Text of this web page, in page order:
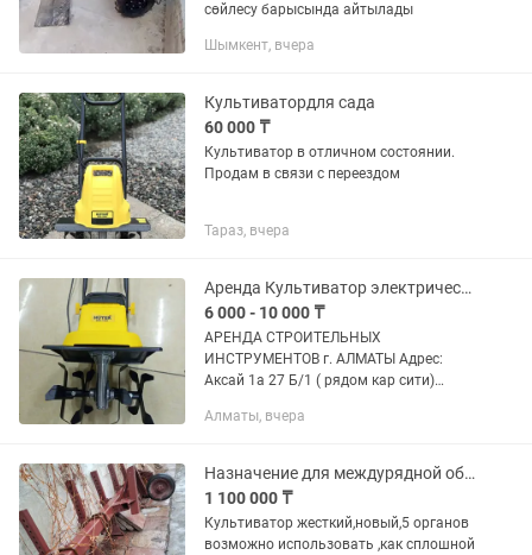
сөйлесу барысында айтылады
Шымкент, вчера
Культиватордля сада
60 000 ₸
Культиватор в отличном состоянии.
Продам в связи с переездом
Тараз, вчера
Аренда Культиватор электрический бензиновый
6 000 - 10 000 ₸
АРЕНДА СТРОИТЕЛЬНЫХ
ИНСТРУМЕНТОВ г. АЛМАТЫ Адрес:
Аксай 1а 27 Б/1 ( рядом кар сити)
рабочем состоянии Надёжный
Доставка по городу...
Алматы, вчера
Назначение для междурядной обработки культиватор
1 100 000 ₸
Культиватор жесткий,новый,5 органов
возможно использовать ,как сплошной